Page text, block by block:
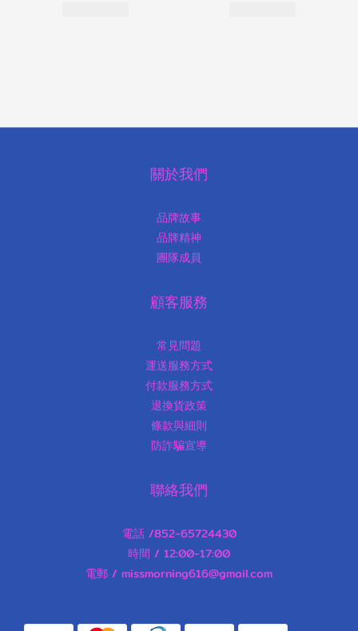
關於我們
品牌故事
品牌精神
團隊成員
顧客服務
常見問題
運送服務方式
付款服務方式
退換貨政策
條款與細則
防詐騙宣導
聯絡我們
電話 /852-65724430
時間 / 12:00-17:00
電郵 / missmorning616@gmail.com